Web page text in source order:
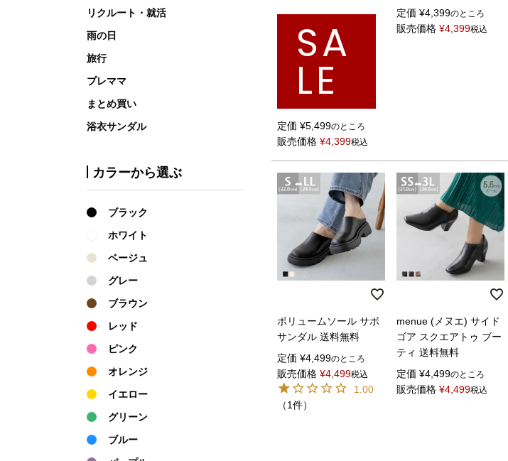
リクルート・就活
雨の日
旅行
プレママ
まとめ買い
浴衣サンダル
カラーから選ぶ
ブラック
ホワイト
ベージュ
グレー
ブラウン
レッド
ピンク
オレンジ
イエロー
グリーン
ブルー
SA
LE
定価 ¥5,499のところ
販売価格 ¥4,399税込
定価 ¥4,399のところ
販売価格 ¥4,399税込
ボリュームソール サボ
サンダル 送料無料
定価 ¥4,499のところ
販売価格 ¥4,499税込
1.00
（1件）
menue (メヌエ) サイド
ゴア スクエアトゥ ブー
ティ 送料無料
定価 ¥4,499のところ
販売価格 ¥4,499税込